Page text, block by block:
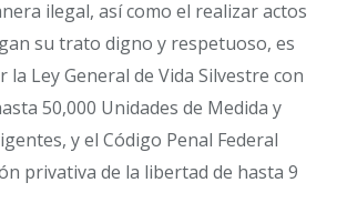
ilegal, así como el realizar actos
su trato digno y respetuoso, es
la Ley General de Vida Silvestre con
50,000 Unidades de Medida y
y el Código Penal Federal
privativa de la libertad de hasta 9